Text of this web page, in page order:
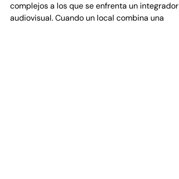
complejos a los que se enfrenta un integrador
audiovisual. Cuando un local combina una